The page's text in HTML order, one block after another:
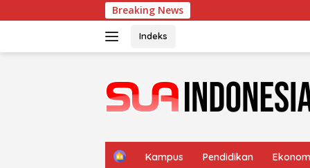
ke
Breaking News
Indeks
H
Kampus Pendidikan